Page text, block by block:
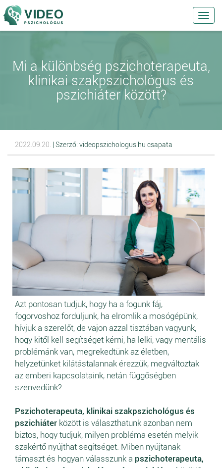
Mi a különbség pszichoterapeuta,
klinikai szakpszichológus és
pszichiáter között?
2022.09.20. | Szerző: videopszichologus.hu csapata
Azt pontosan tudjuk, hogy ha a fogunk fáj,
fogorvoshoz forduljunk, ha elromlik a mosógépünk,
hívjuk a szerelőt, de vajon azzal tisztában vagyunk,
hogy kitől kell segítséget kérni, ha lelki, vagy mentális
problémánk van, megrekedtünk az életben,
helyzetünket kilátástalannak érezzük, megváltoztak
az emberi kapcsolataink, netán függőségben
szenvedünk?
Pszichoterapeuta, klinikai szakpszichológus és
pszichiáter között is választhatunk azonban nem
biztos, hogy tudjuk, milyen probléma esetén melyik
szakértő nyújthat segítséget. Miben nyújtanak
támaszt és hogyan válasszunk a pszichoterapeuta,